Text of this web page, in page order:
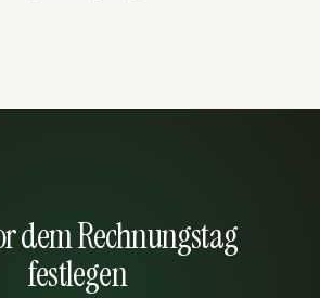
dem Rechnungstag
festlegen